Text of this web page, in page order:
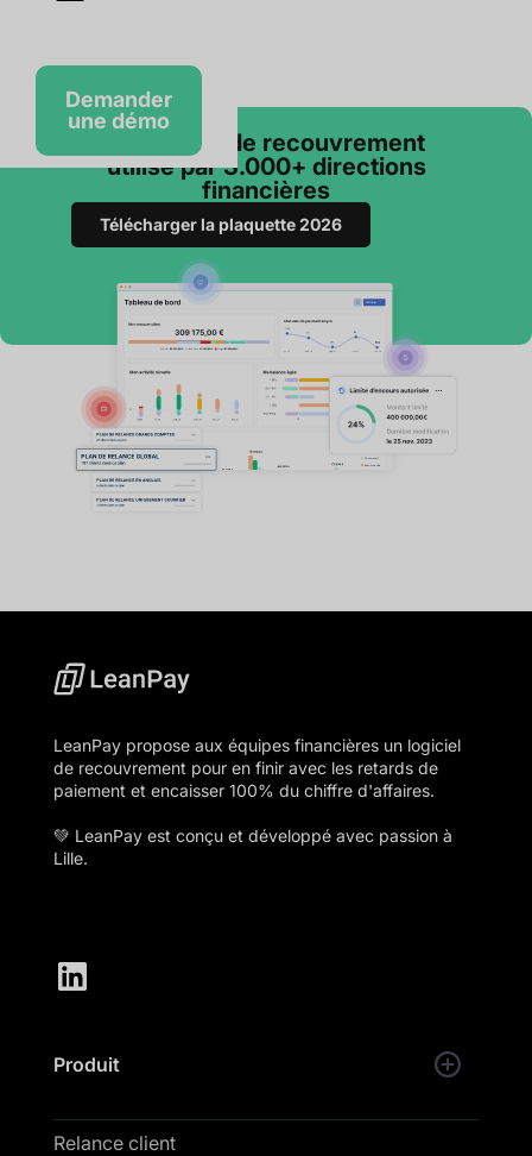
Demander
une démo
Le logiciel de recouvrement
utilisé par 3.000+ directions
financières
Télécharger la plaquette 2026
LeanPay propose aux équipes financières un logiciel
de recouvrement pour en finir avec les retards de
paiement et encaisser 100% du chiffre d'affaires.
💚 LeanPay est conçu et développé avec passion à
Lille.
Produit
Relance client